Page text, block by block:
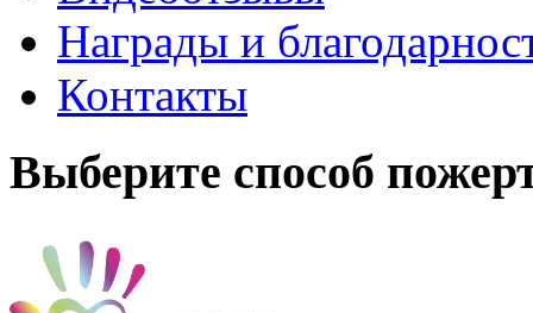
Награды и
Контакты
Выберите способ